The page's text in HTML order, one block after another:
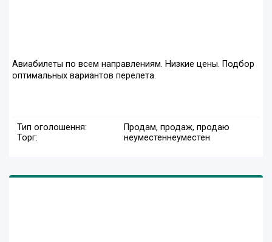
Авиабилеты по всем направлениям. Низкие цены. Подбор
оптимальных вариантов перелета.
Тип оголошення:
Продам, продаж, продаю
Торг:
неуместеннеуместен